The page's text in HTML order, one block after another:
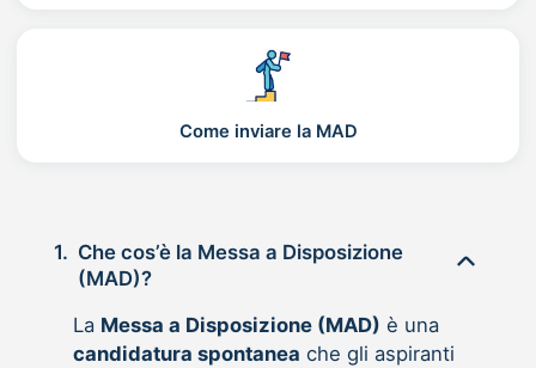
Come inviare la MAD
1. Che cos’è la Messa a Disposizione
(MAD)?
La Messa a Disposizione (MAD) è una
candidatura spontanea che gli aspiranti